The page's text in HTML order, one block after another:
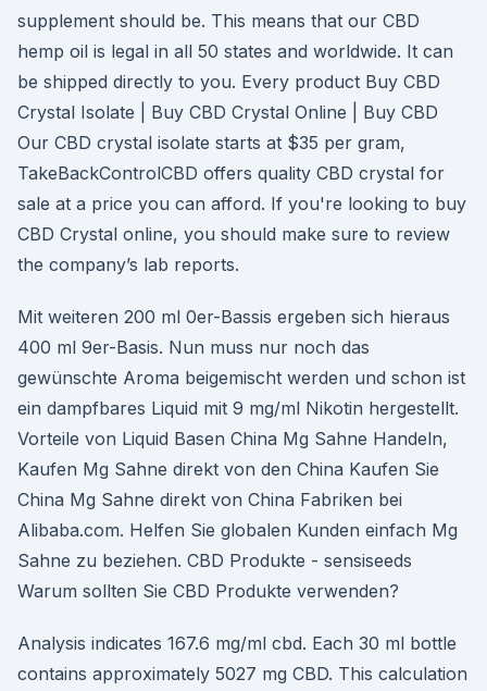
supplement should be. This means that our CBD
hemp oil is legal in all 50 states and worldwide. It can
be shipped directly to you. Every product Buy CBD
Crystal Isolate | Buy CBD Crystal Online | Buy CBD
Our CBD crystal isolate starts at $35 per gram,
TakeBackControlCBD offers quality CBD crystal for
sale at a price you can afford. If you're looking to buy
CBD Crystal online, you should make sure to review
the company’s lab reports.
Mit weiteren 200 ml 0er-Bassis ergeben sich hieraus
400 ml 9er-Basis. Nun muss nur noch das
gewünschte Aroma beigemischt werden und schon ist
ein dampfbares Liquid mit 9 mg/ml Nikotin hergestellt.
Vorteile von Liquid Basen China Mg Sahne Handeln,
Kaufen Mg Sahne direkt von den China Kaufen Sie
China Mg Sahne direkt von China Fabriken bei
Alibaba.com. Helfen Sie globalen Kunden einfach Mg
Sahne zu beziehen. CBD Produkte - sensiseeds
Warum sollten Sie CBD Produkte verwenden?
Analysis indicates 167.6 mg/ml cbd. Each 30 ml bottle
contains approximately 5027 mg CBD. This calculation